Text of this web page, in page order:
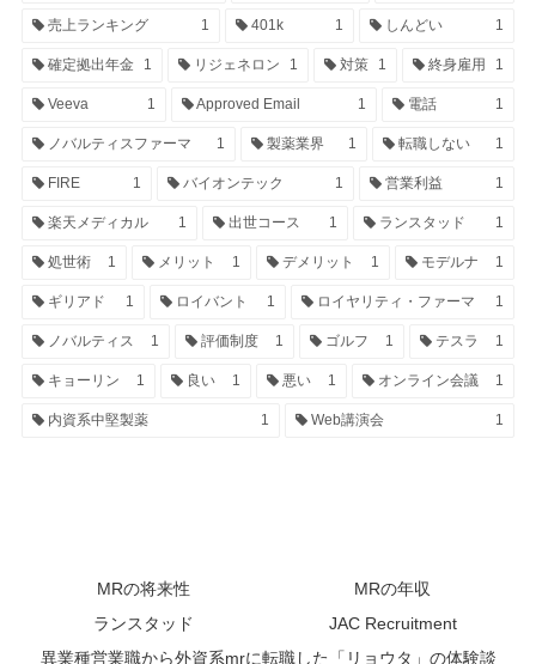
売上ランキング 1 401k 1 しんどい 1
確定拠出年金 1 リジェネロン 1 対策 1 終身雇用 1
Veeva 1 Approved Email 1 電話 1
ノバルティスファーマ 1 製薬業界 1 転職しない 1
FIRE 1 バイオンテック 1 営業利益 1
楽天メディカル 1 出世コース 1 ランスタッド 1
処世術 1 メリット 1 デメリット 1 モデルナ 1
ギリアド 1 ロイバント 1 ロイヤリティ・ファーマ 1
ノバルティス 1 評価制度 1 ゴルフ 1 テスラ 1
キョーリン 1 良い 1 悪い 1 オンライン会議 1
内資系中堅製薬 1 Web講演会 1
MRの将来性
MRの年収
ランスタッド
JAC Recruitment
異業種営業職から外資系mrに転職した「リョウタ」の体験談